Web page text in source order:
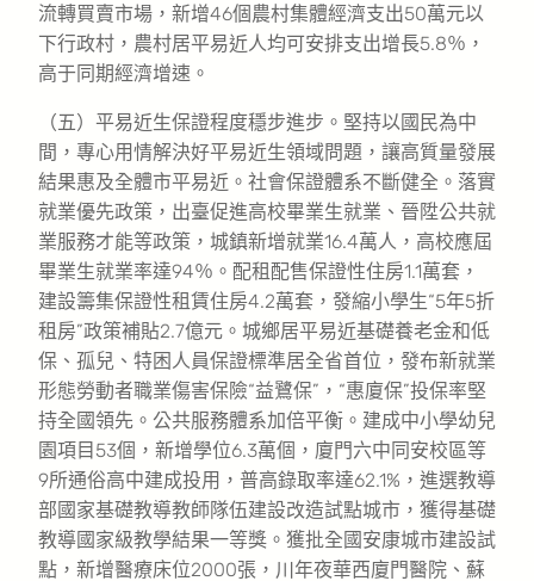
流轉買賣市場，新增46個農村集體經濟支出50萬元以
下行政村，農村居平易近人均可安排支出增長5.8％，
高于同期經濟增速。
（五）平易近生保證程度穩步進步。堅持以國民為中
間，專心用情解決好平易近生領域問題，讓高質量發展
結果惠及全體市平易近。社會保證體系不斷健全。落實
就業優先政策，出臺促進高校畢業生就業、晉陞公共就
業服務才能等政策，城鎮新增就業16.4萬人，高校應屆
畢業生就業率達94％。配租配售保證性住房1.1萬套，
建設籌集保證性租賃住房4.2萬套，發縮小學生“5年5折
租房”政策補貼2.7億元。城鄉居平易近基礎養老金和低
保、孤兒、特困人員保證標準居全省首位，發布新就業
形態勞動者職業傷害保險“益鷺保”，“惠廈保”投保率堅
持全國領先。公共服務體系加倍平衡。建成中小學幼兒
園項目53個，新增學位6.3萬個，廈門六中同安校區等
9所通俗高中建成投用，普高錄取率達62.1%，進選教導
部國家基礎教導教師隊伍建設改造試點城市，獲得基礎
教導國家級教學結果一等獎。獲批全國安康城市建設試
點，新增醫療床位2000張，川年夜華西廈門醫院、蘇